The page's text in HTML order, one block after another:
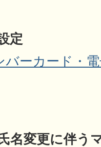
定
バーカード・
名変更に伴う